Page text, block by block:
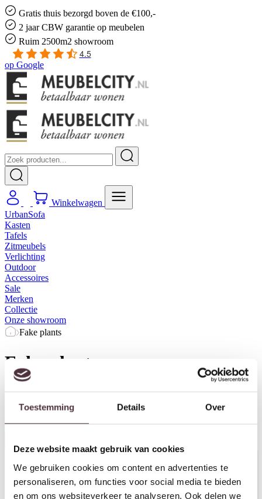
Toestemming Details Over
Deze website maakt gebruik van cookies
We gebruiken cookies om content en advertenties te
personaliseren, om functies voor social media te bieden
en om ons websiteverkeer te analyseren. Ook delen we
Gratis thuis bezorgd boven de €100,-
2 jaar CBW garantie op meubelen
Ruim 2500m2 showroom
4.5
op Google
Winkelwagen
UrbanSofa
Kasten
Tafels
Zitmeubels
Verlichting
Outdoor
Accessoires
Sale
Merken
Collectie
Onze showroom
Fake plants
Fake plants
PrijsHerstel filters
Alle filters